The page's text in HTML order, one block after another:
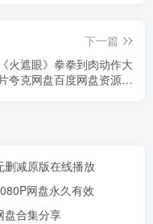
下一篇
《火遮眼》拳拳到肉动作大
片夸克网盘百度网盘资源分
减原版在线播放
网盘永久有效
盘合集分享